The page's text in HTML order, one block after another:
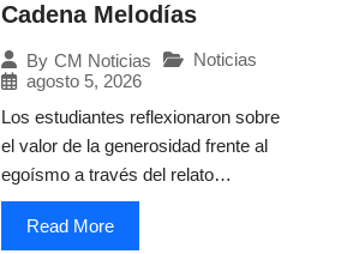
Cadena Melodías
By CM Noticias
Noticias
agosto 5, 2026
Los estudiantes reflexionaron sobre
el valor de la generosidad frente al
egoísmo a través del relato…
Read More